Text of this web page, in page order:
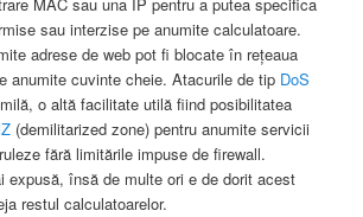
MAC sau una IP pentru a putea specifica
sau interzise pe anumite calculatoare.
adrese de web pot fi blocate în reţeaua
anumite cuvinte cheie. Atacurile de tip DoS
o altă facilitate utilă fiind posibilitatea
(demilitarized zone) pentru anumite servicii
fără limitările impuse de firewall.
expusă, însă de multe ori e de dorit acest
restul calculatoarelor.